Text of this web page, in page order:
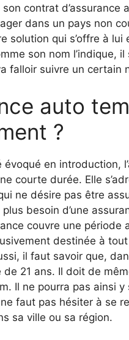
contrat d’assurance
dans un pays non
solution qui s’offre à
son nom l’indique,
falloir suivre un
auto
?
évoqué en introduction,
courte durée. Elle
ne désire pas être
plus besoin d’une
couvre une
destinée à
il faut savoir que,
de 21 ans. Il doit de
Il ne pourra pas ainsi
faut pas hésiter à se
sa ville ou sa région.